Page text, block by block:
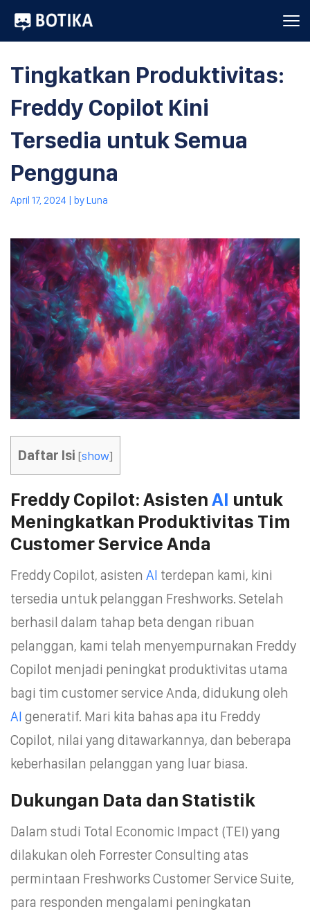
Tingkatkan Produktivitas:
Freddy Copilot Kini
Tersedia untuk Semua
Pengguna
April 17, 2024 | byLuna
Daftar Isi [show]
Freddy Copilot: AsistenAI untuk
Meningkatkan Produktivitas Tim
Customer Service Anda
Freddy Copilot, asisten AI terdepan kami, kini
tersedia untuk pelanggan Freshworks. Setelah
berhasil dalam tahap beta dengan ribuan
pelanggan, kami telah menyempurnakan Freddy
Copilot menjadi peningkat produktivitas utama
bagi tim customer service Anda, didukung oleh
AI generatif. Mari kita bahas apa itu Freddy
Copilot, nilai yang ditawarkannya, dan beberapa
keberhasilan pelanggan yang luar biasa.
Dukungan Data dan Statistik
Dalam studi Total Economic Impact (TEI) yang
dilakukan oleh Forrester Consulting atas
permintaan Freshworks Customer Service Suite,
para responden mengalami peningkatan